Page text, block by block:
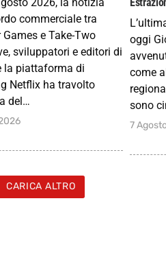
commerciale tra
Games e Take-Two
sviluppatori e editori di
la piattaforma di
Netflix ha travolto
del…
oggi
come
sono
7
CARICA ALTRO